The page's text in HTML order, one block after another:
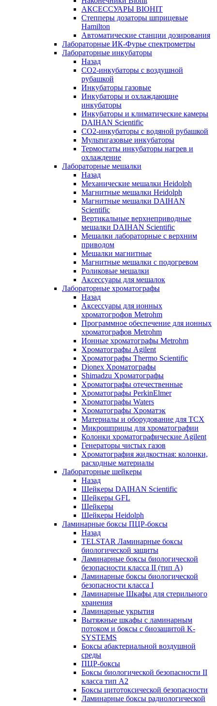
АКСЕССУАРЫ BIOHIT
Степперы дозаторы шприцевые
Hamilton
Автоматические станции дозирования
Лабораторные ИК-Фурье спектрометры
Лабораторные инкубаторы
Назад
СО2-инкубаторы с воздушной
рубашкой
Инкубаторы газовые
Инкубаторы и охлаждающие
инкубаторы
Инкубаторы и климатические камеры
DAIHAN Scientific
CO2-инкубаторы с водяной рубашкой
Мультигазовые инкубаторы
Термостаты инкубаторы нагрев и
охлаждение
Лабораторные мешалки
Назад
Механические мешалки Heidolph
Магнитные мешалки Heidolph
Магнитные мешалки DAIHAN
Scientific
Вертикальные верхнеприводные
мешалки DAIHAN Scientific
Мешалки лабораторные с верхним
приводом
Мешалки магнитные
Магнитные мешалки с подогревом
Роликовые мешалки
Аксессуары для мешалок
Лабораторные хроматографы
Назад
Аксессуары для ионных
хроматогрофов Metrohm
Программное обеспечение для ионных
хроматографов Metrohm
Ионные хроматографы Metrohm
Хроматографы Agilent
Хроматографы Thermo Scientific
Dionex Хроматографы
Shimadzu Хроматографы
Хроматографы отечественные
Хроматографы PerkinElmer
Хроматографы Waters
Хроматографы Хроматэк
Материалы и оборудование для ТСХ
Микрошприцы для хроматографии
Колонки хроматографические Agilent
Генераторы чистых газов
Хроматография жидкостная: колонки,
расходные материалы
Лабораторные шейкеры
Назад
Шейкеры DAIHAN Scientific
Шейкеры GFL
Шейкеры
Шейкеры Heidolph
Ламинарные боксы ПЦР-боксы
Назад
TELSTAR Ламинарные боксы
биологической защиты
Ламинарные боксы биологической
безопасности класса II (тип А)
Ламинарные боксы биологической
безопасности класса I
Ламинарные Шкафы для стерильного
хранения
Ламинарные укрытия
Вытяжные шкафы с ламинарным
потоком и боксы с биозащитой K-
SYSTEMS
Боксы абактериальной воздушной
среды
ПЦР-боксы
Боксы биологической безопасности II
класса тип A2
Боксы цитотоксической безопасности
Ламинарные боксы радиологической